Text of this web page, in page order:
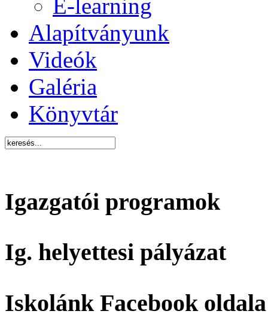
E-learning
Alapítványunk
Videók
Galéria
Könyvtár
Igazgatói programok
Ig. helyettesi pályázat
Iskolánk Facebook oldala